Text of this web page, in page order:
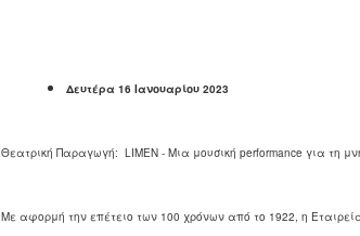
Δευτέρα 16 Ιανουαρίου 2023
Θεατρική Παραγωγή: LIMEN - Μια μουσική performance για τη
Με αφορμή την επέτειο των 100 χρόνων από το 1922, η